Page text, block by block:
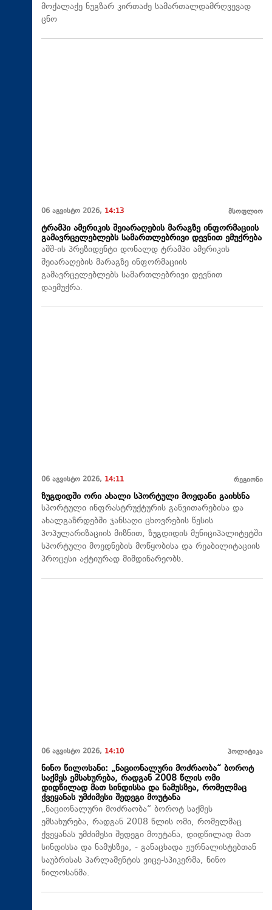
მოქალაქე ნუგზარ კირთაძე სამართალდამრღვევად
ცნო
06 აგვისტო 2026, 14:13 მსოფლიო
ტრამპი ამერიკის შეიარაღების მარაგზე ინფორმაციის
გამავრცელებლებს სამართლებრივი დევნით ემუქრება
აშშ-ის პრეზიდენტი დონალდ ტრამპი ამერიკის
შეიარაღების მარაგზე ინფორმაციის
გამავრცელებლებს სამართლებრივი დევნით
დაემუქრა.
06 აგვისტო 2026, 14:11 რეგიონი
ზუგდიდში ორი ახალი სპორტული მოედანი გაიხსნა
სპორტული ინფრასტრუქტურის განვითარებისა და
ახალგაზრდებში ჯანსაღი ცხოვრების წესის
პოპულარიზაციის მიზნით, ზუგდიდის მუნიციპალიტეტში
სპორტული მოედნების მოწყობისა და რეაბილიტაციის
პროცესი აქტიურად მიმდინარეობს.
06 აგვისტო 2026, 14:10 პოლიტიკა
ნინო წილოსანი: „ნაციონალური მოძრაობა“ ბოროტ
საქმეს ემსახურება, რადგან 2008 წლის ომი
დიდწილად მათ სინდისსა და ნამუსზეა, რომელმაც
ქვეყანას უმძიმესი შედეგი მოუტანა
„ნაციონალური მოძრაობა“ ბოროტ საქმეს
ემსახურება, რადგან 2008 წლის ომი, რომელმაც
ქვეყანას უმძიმესი შედეგი მოუტანა, დიდწილად მათ
სინდისსა და ნამუსზეა, - განაცხადა ჟურნალისტებთან
საუბრისას პარლამენტის ვიცე-სპიკერმა, ნინო
წილოსანმა.